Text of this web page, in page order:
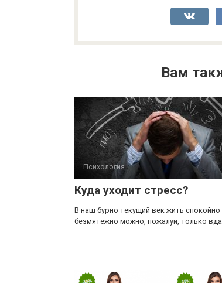
Вам
Психология
Куда уходит стресс?
В наш бурно текущий век жить спокойно
безмятежно можно, пожалуй, только